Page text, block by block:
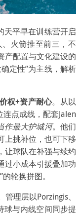
天平早在训练营开启
火箭推至前三，不
产配置与文化建设的
定性”为主线，解析
权+资产耐心。从以
点成线，配套Jalen
作最大护城河。他们
上挑补位，也可下移
，让球队在补强与续约
过小成本引援叠加功
轮换拼图。
管理层以Porzingis、
球与内线空间同步提